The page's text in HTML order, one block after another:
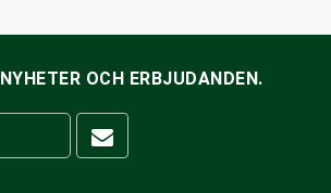
OCH ERBJUDANDEN.